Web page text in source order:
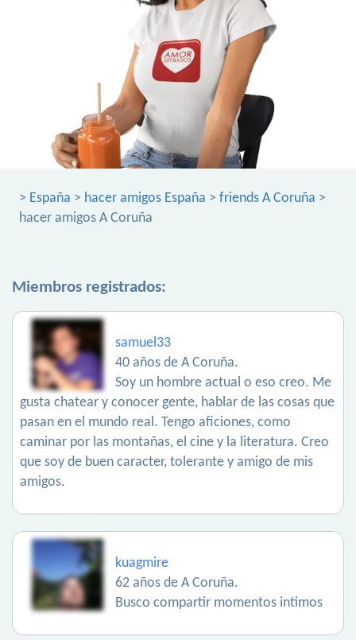
> España > hacer amigos España > friends A Coruña >
hacer amigos A Coruña
Miembros registrados:
samuel33
40 años de A Coruña.
Soy un hombre actual o eso creo. Me
gusta chatear y conocer gente, hablar de las cosas que
pasan en el mundo real. Tengo aficiones, como
caminar por las montañas, el cine y la literatura. Creo
que soy de buen caracter, tolerante y amigo de mis
amigos.
kuagmire
62 años de A Coruña.
Busco compartir momentos intimos